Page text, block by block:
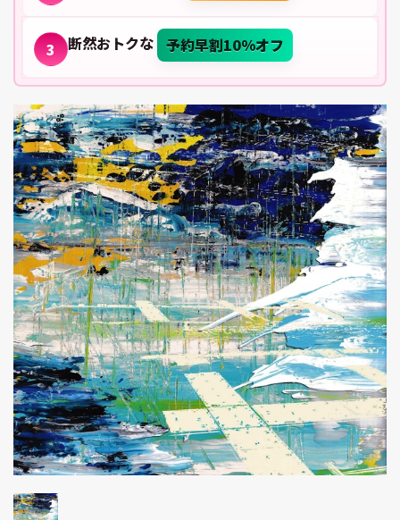
3 断然おトクな 予約早割10%オフ